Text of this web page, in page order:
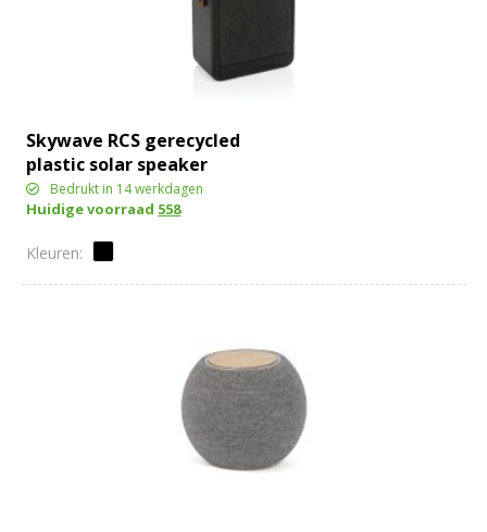
Skywave RCS gerecycled
plastic solar speaker
12WBedrukt in 14 werkdagen
Huidige voorraad 558